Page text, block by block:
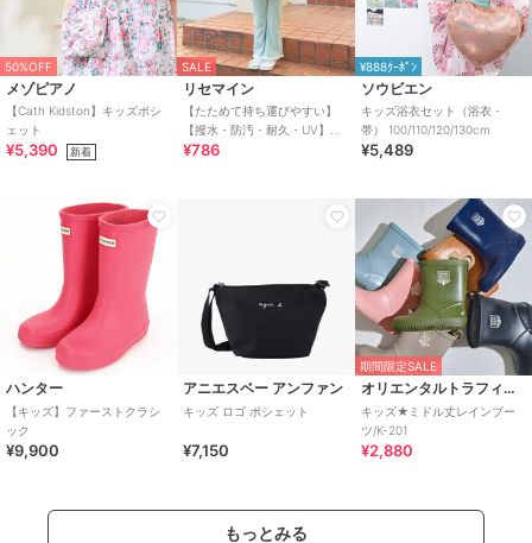
50%OFF
メゾピアノ
【Cath Kidston】キッズポシ
ェット
¥5,390 新着
SALE
リセマイン
【たためて持ち運びやすい】
【撥水・防汚・耐久・UV】リ
ボン付きフリルレッスンバッ
¥786
¥888ｸｰﾎﾟﾝ
ソウビエン
キッズ浴衣セット（浴衣・
帯） 100/110/120/130cm
¥5,489
ハンター
【キッズ】ファーストクラシ
ック
¥9,900
アニエスベー アンファン
キッズ ロゴ ポシェット
¥7,150
期間限定SALE
オリエンタルトラフィック
キッズ★ミドル丈レインブー
ツ/K-201
¥2,880
もっとみる